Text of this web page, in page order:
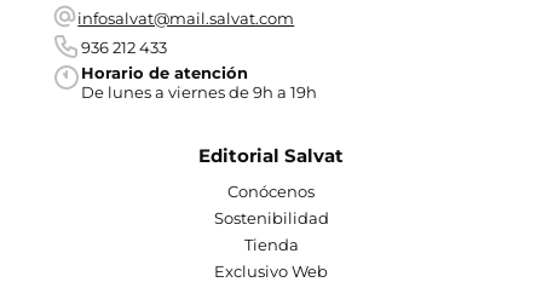
infosalvat@mail.salvat.com
936 212 433
Horario de atención
De lunes a viernes de 9h a 19h
Editorial Salvat
Conócenos
Sostenibilidad
Tienda
Exclusivo Web